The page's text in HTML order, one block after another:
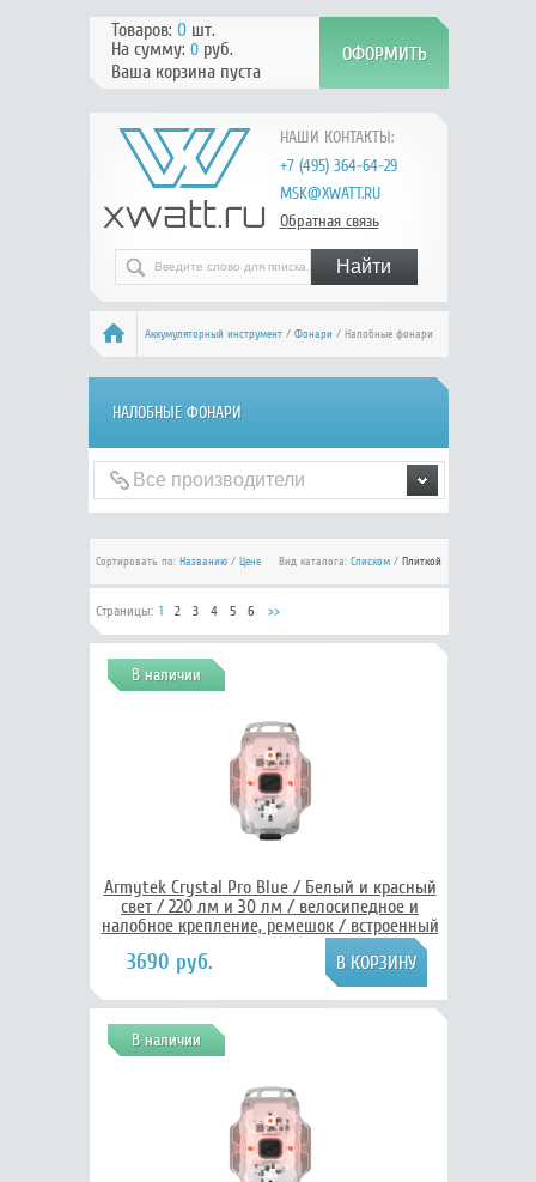
НАШИ КОНТАКТЫ:
+7 (495) 364-64-29
MSK@XWATT.RU
Обратная связь
Товаров: 0шт.
На сумму: 0руб.
Ваша корзина пуста
Аккумуляторный инструмент/ Фонари/ Налобные фонари
НАЛОБНЫЕ ФОНАРИ
Сортировать по: Названию/ Цене Вид каталога: Списком/ Плиткой
Страницы: 1 2 3 4 5 6 >>
В наличии
Armytek Crystal Pro Blue / Белый и красный
свет / 220 лм и 30 лм / велосипедное и
налобное крепление, ремешок / встроенный
Li-Pol аккумулятор, Armytek F07101B
3690 руб.
В наличии